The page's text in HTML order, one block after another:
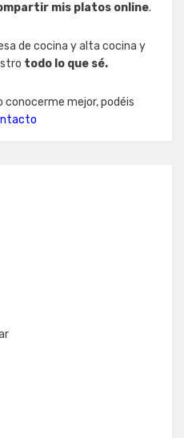
mis platos online.
de cocina y alta cocina y
todo lo que sé.
conocerme mejor, podéis